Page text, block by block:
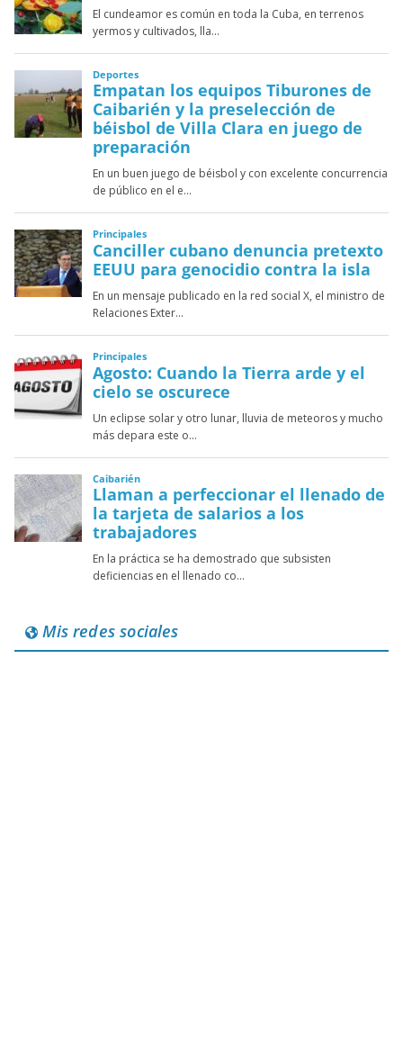
Mis redes sociales